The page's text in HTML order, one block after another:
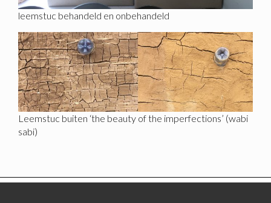
leemstuc behandeld en onbehandeld
Leemstuc buiten ‘the beauty of the imperfections’ (wabi
sabi)